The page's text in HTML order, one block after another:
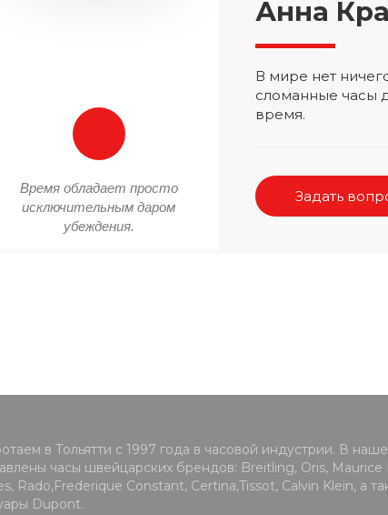
Время обладает просто
исключительным даром
убеждения.
Анна
В мире нет
сломанные часы
время.
Задать
в Тольятти с 1997 года в часовой индустрии. В
часы швейцарских брендов: Breitling, Oris, Maurice
Rado,Frederique Constant, Certina,Tissot, Calvin Klein, а
Dupont.